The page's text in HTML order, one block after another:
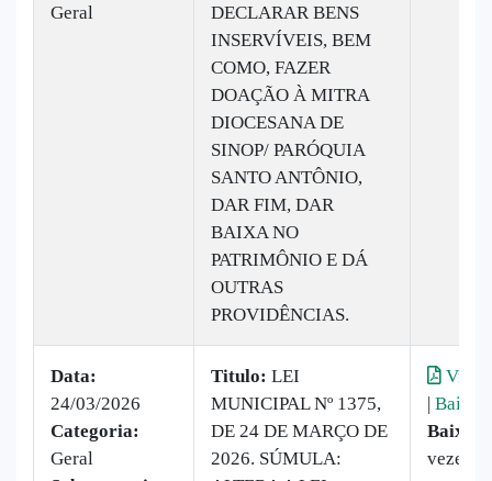
Geral
DECLARAR BENS
INSERVÍVEIS, BEM
COMO, FAZER
DOAÇÃO À MITRA
DIOCESANA DE
SINOP/ PARÓQUIA
SANTO ANTÔNIO,
DAR FIM, DAR
BAIXA NO
PATRIMÔNIO E DÁ
OUTRAS
PROVIDÊNCIAS.
Data:
24/03/2026
Categoria:
Geral
Titulo: LEI
MUNICIPAL Nº 1375,
DE 24 DE MARÇO DE
2026. SÚMULA:
| Baixar
vezes